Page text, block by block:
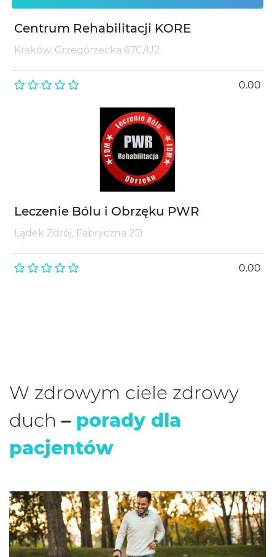
Centrum Rehabilitacji KORE
Kraków, Grzegórzecka 67C/U2
0.00
Leczenie Bólu i Obrzęku PWR
Lądek Zdrój, Fabryczna 2D
0.00
W zdrowym ciele zdrowy
duch – porady dla
pacjentów